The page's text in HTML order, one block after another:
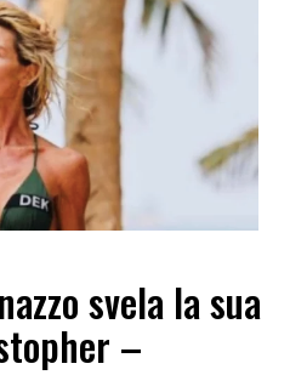
svela la sua
–